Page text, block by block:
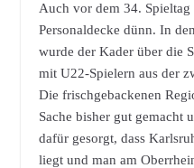
Auch vor dem 34.
Personaldecke dünn. In
wurde der Kader über die
mit U22-Spielern aus der
Die frischgebackenen
Sache bisher gut gemacht
dafür gesorgt, dass
liegt und man am